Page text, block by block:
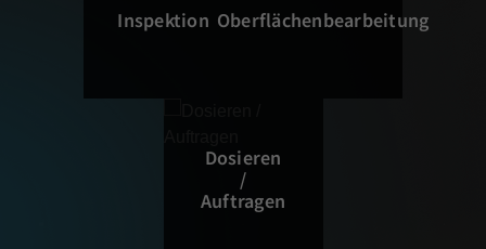
Inspektion Oberflächenbearbeitung
Dosieren
/
Auftragen